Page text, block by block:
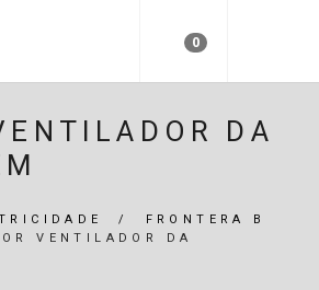
0
DA
/
FRONTERA B
VENTILADOR DA